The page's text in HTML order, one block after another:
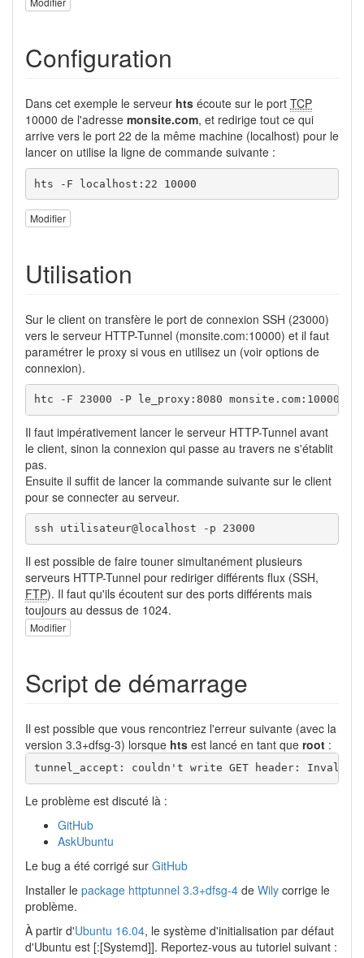
Configuration
Dans cet exemple le serveur hts écoute sur le port TCP
10000 de l'adresse monsite.com, et redirige tout ce qui
arrive vers le port 22 de la même machine (localhost) pour le
lancer on utilise la ligne de commande suivante :
hts -F localhost:22 10000
Modifier
Utilisation
Sur le client on transfère le port de connexion SSH (23000)
vers le serveur HTTP-Tunnel (monsite.com:10000) et il faut
paramétrer le proxy si vous en utilisez un (voir options de
connexion).
htc -F 23000 -P le_proxy:8080 monsite.com:10000
Il faut impérativement lancer le serveur HTTP-Tunnel avant
le client, sinon la connexion qui passe au travers ne s'établit
pas.
Ensuite il suffit de lancer la commande suivante sur le client
pour se connecter au serveur.
ssh utilisateur@localhost -p 23000
Il est possible de faire touner simultanément plusieurs
serveurs HTTP-Tunnel pour rediriger différents flux (SSH,
FTP). Il faut qu'ils écoutent sur des ports différents mais
toujours au dessus de 1024.
Modifier
Script de démarrage
Il est possible que vous rencontriez l'erreur suivante (avec la
version 3.3+dfsg-3) lorsque hts est lancé en tant que root :
tunnel_accept: couldn't write GET header: Invalid
Le problème est discuté là :
GitHub
AskUbuntu
Le bug a été corrigé sur GitHub
Installer le package httptunnel 3.3+dfsg-4 de Wily corrige le
problème.
À partir d'Ubuntu 16.04, le système d'initialisation par défaut
d'Ubuntu est [:[Systemd]]. Reportez-vous au tutoriel suivant :